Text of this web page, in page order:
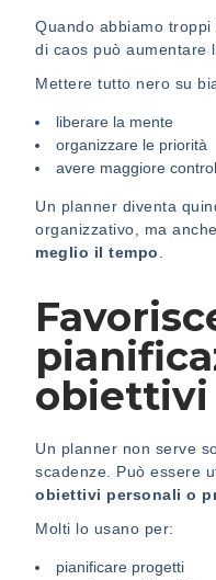
Quando abbiamo
di caos può aumentare
Mettere tutto nero su
liberare la mente
organizzare le priorità
avere maggiore
Un planner diventa
organizzativo, ma
meglio il tempo.
obiettivi
Un planner non serve
scadenze. Può essere
obiettivi personali o
Molti lo usano per:
pianificare progetti